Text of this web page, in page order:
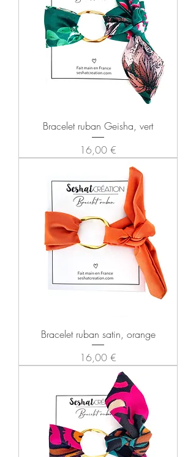
Bracelet ruban Geisha, vert
Prix
16,00 €
Bracelet ruban satin, orange
Prix
16,00 €